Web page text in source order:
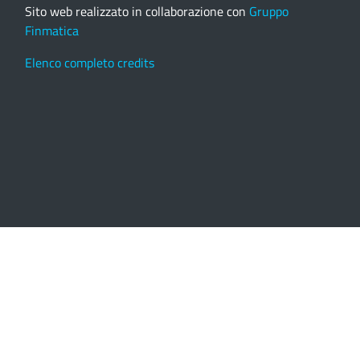
Sito web realizzato in collaborazione con Gruppo
Finmatica
Elenco completo credits